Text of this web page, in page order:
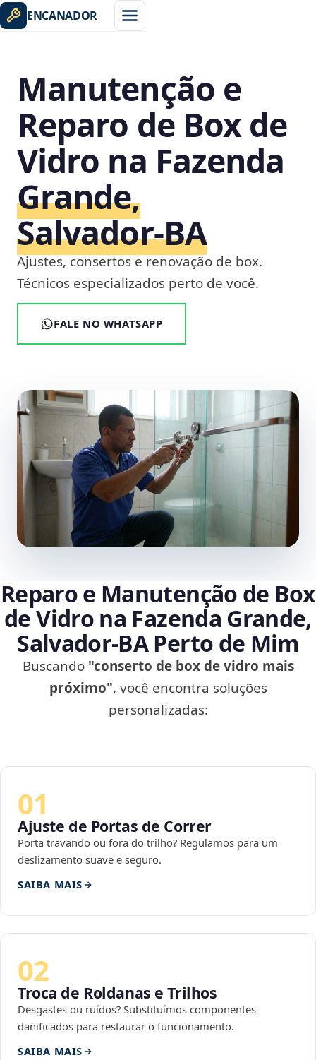
ENCANADOR
Manutenção e
Reparo de Box de
Vidro na Fazenda
Grande,
Salvador‑BA
Ajustes, consertos e renovação de box.
Técnicos especializados perto de você.
FALE NO WHATSAPP
Reparo e Manutenção de Box
de Vidro na Fazenda Grande,
Salvador‑BA Perto de Mim
Buscando "conserto de box de vidro mais
próximo", você encontra soluções
personalizadas:
01
Ajuste de Portas de Correr
Porta travando ou fora do trilho? Regulamos para um
deslizamento suave e seguro.
SAIBA MAIS
02
Troca de Roldanas e Trilhos
Desgastes ou ruídos? Substituímos componentes
danificados para restaurar o funcionamento.
SAIBA MAIS